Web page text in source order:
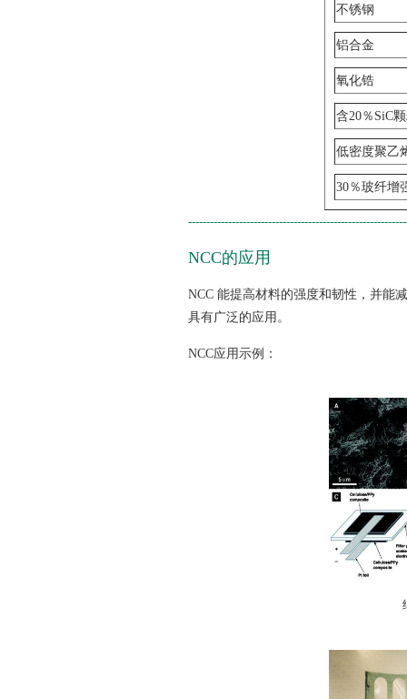
不锈钢
铝合金
氧化锆
含20％SiC
低密度聚乙
30％玻纤增
NCC的应用
NCC 能提高材料的强度和韧性，并能
具有广泛的应用。
NCC应用示例：